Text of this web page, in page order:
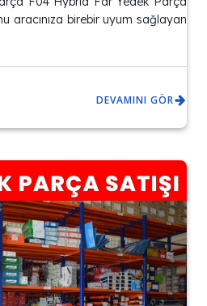
aracınıza birebir uyum sağlayan
DEVAMINI GÖR